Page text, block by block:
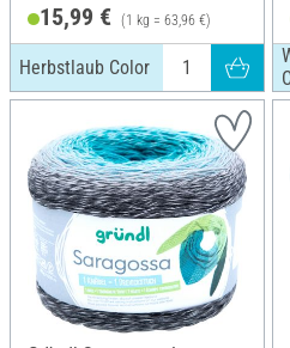
15,99 € (1 kg = 63,96 €)
Herbstlaub Color